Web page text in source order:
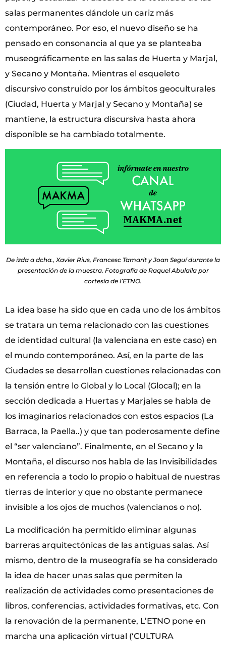
salas permanentes dándole un cariz más
contemporáneo. Por eso, el nuevo diseño se ha
pensado en consonancia al que ya se planteaba
museográficamente en las salas de Huerta y Marjal,
y Secano y Montaña. Mientras el esqueleto
discursivo construido por los ámbitos geoculturales
(Ciudad, Huerta y Marjal y Secano y Montaña) se
mantiene, la estructura discursiva hasta ahora
disponible se ha cambiado totalmente.
De izda a dcha., Xavier Rius, Francesc Tamarit y Joan Seguí durante la
presentación de la muestra. Fotografía de Raquel Abulaila por
cortesía de l’ETNO.
La idea base ha sido que en cada uno de los ámbitos
se tratara un tema relacionado con las cuestiones
de identidad cultural (la valenciana en este caso) en
el mundo contemporáneo. Así, en la parte de las
Ciudades se desarrollan cuestiones relacionadas con
la tensión entre lo Global y lo Local (Glocal); en la
sección dedicada a Huertas y Marjales se habla de
los imaginarios relacionados con estos espacios (La
Barraca, la Paella..) y que tan poderosamente define
el “ser valenciano”. Finalmente, en el Secano y la
Montaña, el discurso nos habla de las Invisibilidades
en referencia a todo lo propio o habitual de nuestras
tierras de interior y que no obstante permanece
invisible a los ojos de muchos (valencianos o no).
La modificación ha permitido eliminar algunas
barreras arquitectónicas de las antiguas salas. Así
mismo, dentro de la museografía se ha considerado
la idea de hacer unas salas que permiten la
realización de actividades como presentaciones de
libros, conferencias, actividades formativas, etc. Con
la renovación de la permanente, L’ETNO pone en
marcha una aplicación virtual (‘CULTURA